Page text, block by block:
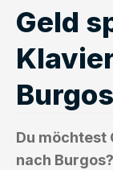
Geld
Burgos
Du möchtest
nach Burgos?